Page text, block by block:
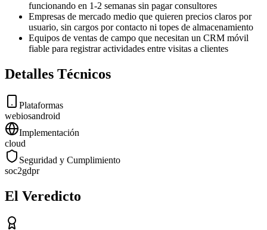
funcionando en 1-2 semanas sin pagar consultores
Empresas de mercado medio que quieren precios claros por
usuario, sin cargos por contacto ni topes de almacenamiento
Equipos de ventas de campo que necesitan un CRM móvil
fiable para registrar actividades entre visitas a clientes
Detalles Técnicos
Plataformas
webiosandroid
Implementación
cloud
Seguridad y Cumplimiento
soc2gdpr
El Veredicto